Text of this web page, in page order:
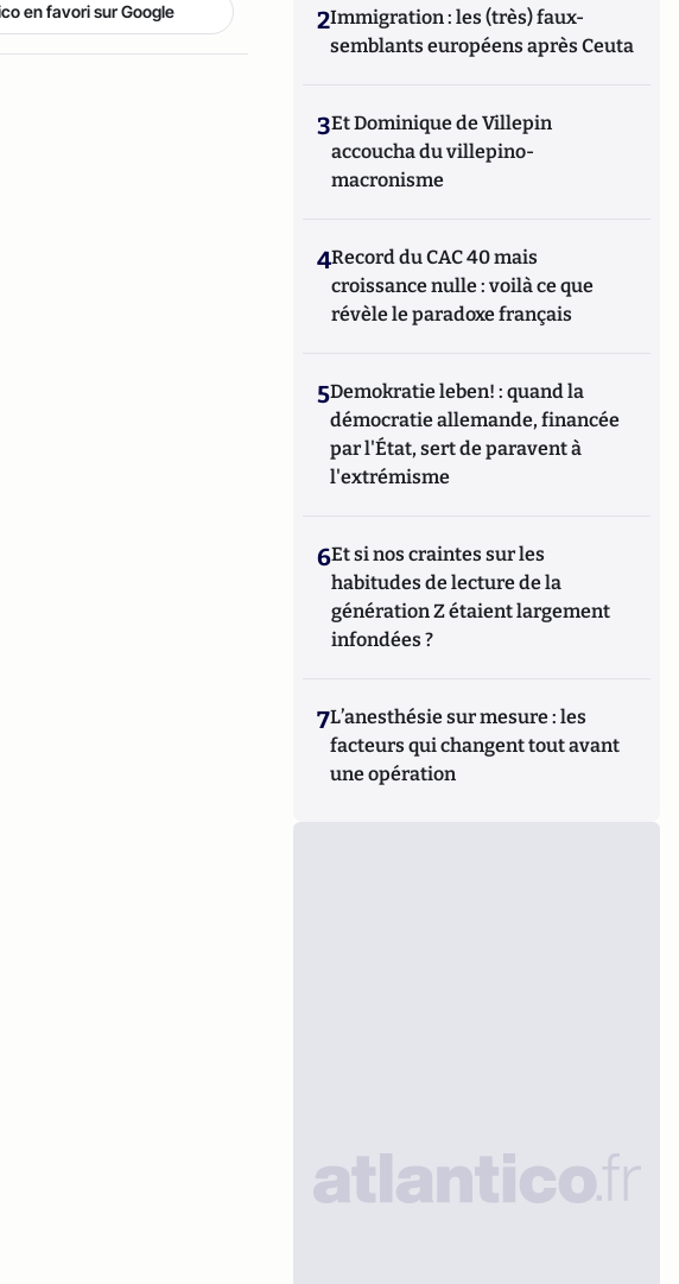
en favori sur Google 2Immigration : les (très) faux-
semblants européens après Ceuta
3Et Dominique de Villepin
accoucha du villepino-
macronisme
4Record du CAC 40 mais
croissance nulle : voilà ce que
révèle le paradoxe français
5Demokratie leben! : quand la
démocratie allemande, financée
par l'État, sert de paravent à
l'extrémisme
6Et si nos craintes sur les
habitudes de lecture de la
génération Z étaient largement
infondées ?
7L’anesthésie sur mesure : les
facteurs qui changent tout avant
une opération